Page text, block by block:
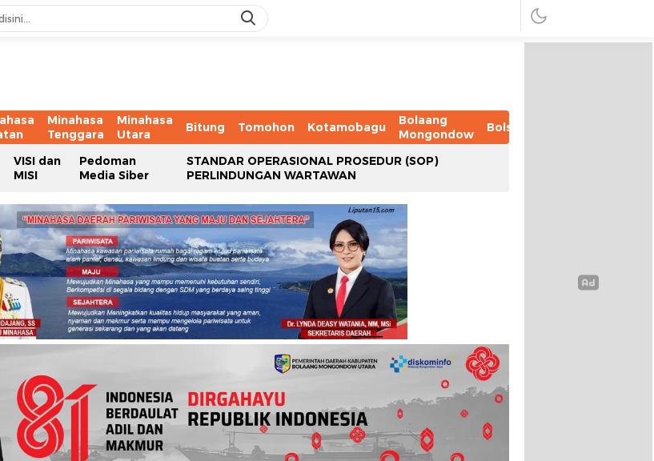
Minahasa
Tenggara
Minahasa
Utara
Bitung Tomohon Kotamobagu
Bolaang
Mongondow
Bolsel
VISI dan
MISI
Pedoman
Media Siber
STANDAR OPERASIONAL PROSEDUR (SOP)
PERLINDUNGAN WARTAWAN